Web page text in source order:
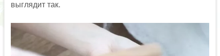
выглядит так.